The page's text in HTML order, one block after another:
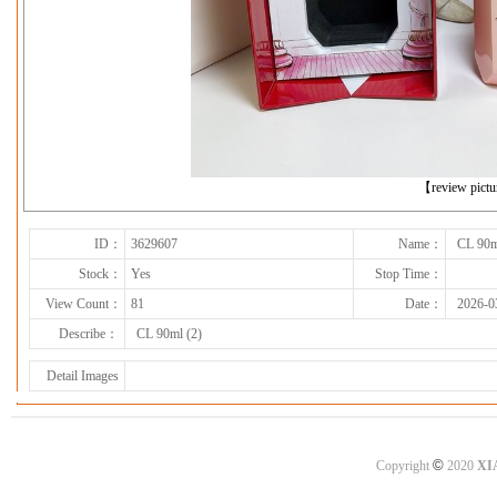
【review
ID： 3629607 Name：
CL
Stock：
Yes
Stop Time：
View Count：
81 Date：
2026-
Describe：
CL 90ml (2)
Detail Images
Copyright ©2020